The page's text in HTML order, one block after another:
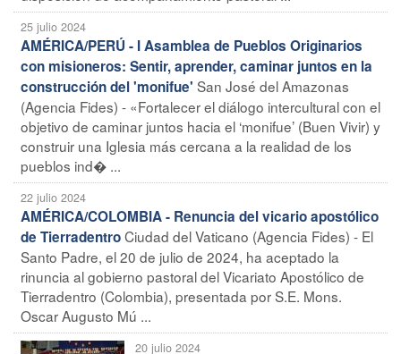
25 julio 2024
AMÉRICA/PERÚ - I Asamblea de Pueblos Originarios
con misioneros: Sentir, aprender, caminar juntos en la
construcción del 'monifue' San José del Amazonas
(Agencia Fides) - «Fortalecer el diálogo intercultural con el
objetivo de caminar juntos hacia el ‘monifue’ (Buen Vivir) y
construir una Iglesia más cercana a la realidad de los
pueblos ind� ...
22 julio 2024
AMÉRICA/COLOMBIA - Renuncia del vicario apostólico
de TierradentroCiudad del Vaticano (Agencia Fides) - El
Santo Padre, el 20 de julio de 2024, ha aceptado la
rinuncia al gobierno pastoral del Vicariato Apostólico de
Tierradentro (Colombia), presentada por S.E. Mons.
Oscar Augusto Mú ...
20 julio 2024